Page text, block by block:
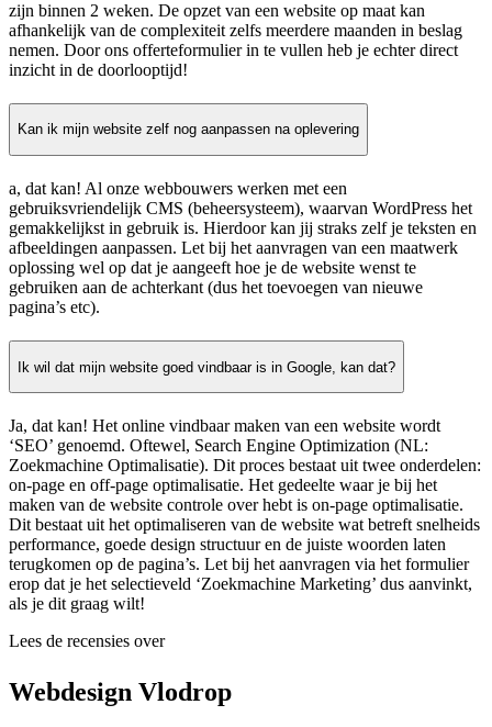
zijn binnen 2 weken. De opzet van een website op maat kan
afhankelijk van de complexiteit zelfs meerdere maanden in beslag
nemen. Door ons offerteformulier in te vullen heb je echter direct
inzicht in de doorlooptijd!
Kan ik mijn website zelf nog aanpassen na oplevering
a, dat kan! Al onze webbouwers werken met een
gebruiksvriendelijk CMS (beheersysteem), waarvan WordPress het
gemakkelijkst in gebruik is. Hierdoor kan jij straks zelf je teksten en
afbeeldingen aanpassen. Let bij het aanvragen van een maatwerk
oplossing wel op dat je aangeeft hoe je de website wenst te
gebruiken aan de achterkant (dus het toevoegen van nieuwe
pagina’s etc).
Ik wil dat mijn website goed vindbaar is in Google, kan dat?
Ja, dat kan! Het online vindbaar maken van een website wordt
‘SEO’ genoemd. Oftewel, Search Engine Optimization (NL:
Zoekmachine Optimalisatie). Dit proces bestaat uit twee onderdelen:
on-page en off-page optimalisatie. Het gedeelte waar je bij het
maken van de website controle over hebt is on-page optimalisatie.
Dit bestaat uit het optimaliseren van de website wat betreft snelheids
performance, goede design structuur en de juiste woorden laten
terugkomen op de pagina’s. Let bij het aanvragen via het formulier
erop dat je het selectieveld ‘Zoekmachine Marketing’ dus aanvinkt,
als je dit graag wilt!
Lees de recensies over
Webdesign Vlodrop